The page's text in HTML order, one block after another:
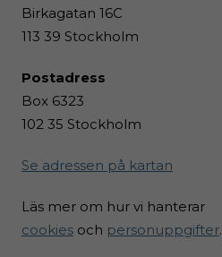
Birkagatan 16C
113 39 Stockholm
Postadress
Box 6323
102 35 Stockholm
Se adressen på kartan
Läs mer om hur vi hanterar
cookies och personuppgifter.